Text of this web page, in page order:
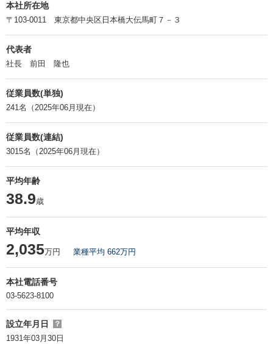
本社所在地
〒103-0011 東京都中央区日本橋大伝馬町７－３
代表者
社長 前田 隆也
従業員数(単独)
241名（2025年06月現在）
従業員数(連結)
3015名（2025年06月現在）
平均年齢
38.9歳
平均年収
2,035万円 業種平均 662万円
本社電話番号
03-5623-8100
設立年月日 ？
1931年03月30日